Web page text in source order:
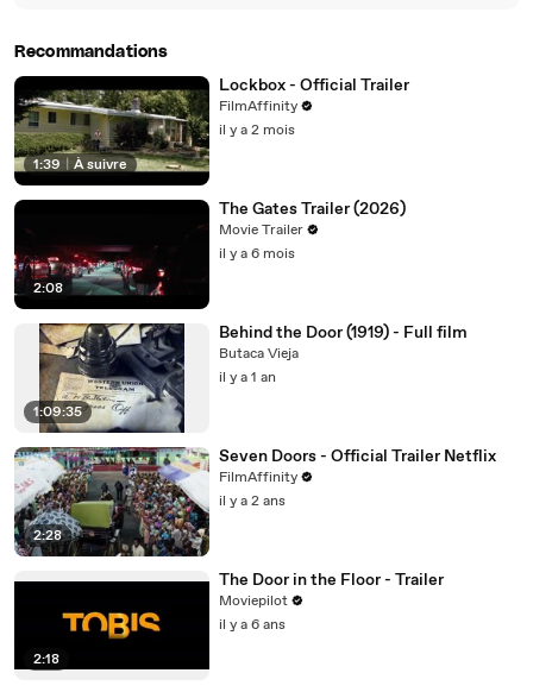
Recommandations
1:39 À suivre
Lockbox - Official Trailer
FilmAffinity
il y a 2 mois
2:08
The Gates Trailer (2026)
Movie Trailer
il y a 6 mois
1:09:35
Behind the Door (1919) - Full film
Butaca Vieja
il y a 1 an
2:28
Seven Doors - Official Trailer Netflix
FilmAffinity
il y a 2 ans
2:18
The Door in the Floor - Trailer
Moviepilot
il y a 6 ans